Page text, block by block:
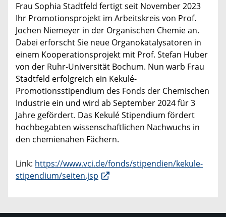
Frau Sophia Stadtfeld fertigt seit November 2023
Ihr Promotionsprojekt im Arbeitskreis von Prof.
Jochen Niemeyer in der Organischen Chemie an.
Dabei erforscht Sie neue Organokatalysatoren in
einem Kooperationsprojekt mit Prof. Stefan Huber
von der Ruhr-Universität Bochum. Nun warb Frau
Stadtfeld erfolgreich ein Kekulé-
Promotionsstipendium des Fonds der Chemischen
Industrie ein und wird ab September 2024 für 3
Jahre gefördert. Das Kekulé Stipendium fördert
hochbegabten wissenschaftlichen Nachwuchs in
den chemienahen Fächern.
Link: https://www.vci.de/fonds/stipendien/kekule-
stipendium/seiten.jsp